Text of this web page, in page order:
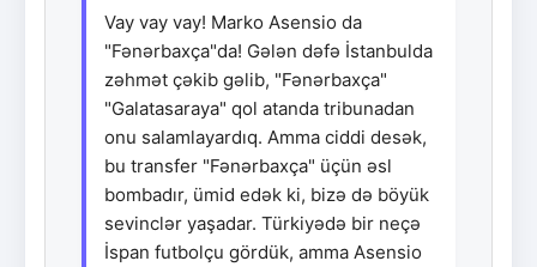
Vay vay vay! Marko Asensio da
"Fənərbaxça"da! Gələn dəfə İstanbulda
zəhmət çəkib gəlib, "Fənərbaxça"
"Galatasaraya" qol atanda tribunadan
onu salamlayardıq. Amma ciddi desək,
bu transfer "Fənərbaxça" üçün əsl
bombadır, ümid edək ki, bizə də böyük
sevinclər yaşadar. Türkiyədə bir neçə
İspan futbolçu gördük, amma Asensio